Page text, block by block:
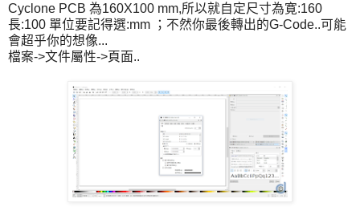
Cyclone PCB 為160X100 mm,所以就自定尺寸為寛:160
長:100 單位要記得選:mm ；不然你最後轉出的G-Code..可能
會超乎你的想像...
檔案->文件屬性->頁面..